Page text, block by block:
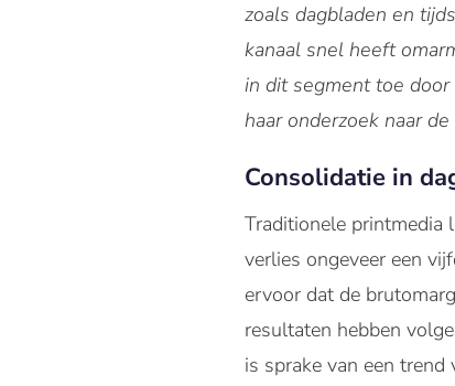
zoals dagbladen en
kanaal snel heeft
in dit segment toe
haar onderzoek naar
Consolidatie in
Traditionele printmedia
verlies ongeveer een
ervoor dat de
resultaten hebben
is sprake van een